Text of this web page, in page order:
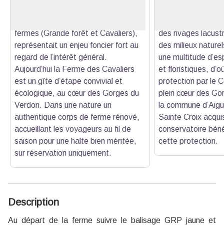
fermes (Grande forêt et Cavaliers),
représentait un enjeu foncier fort au
regard de l’intérêt général.
Aujourd’hui la Ferme des Cavaliers
est un gîte d’étape convivial et
écologique, au cœur des Gorges du
Verdon. Dans une nature un
authentique corps de ferme rénové,
accueillant les voyageurs au fil de
saison pour une halte bien méritée,
sur réservation uniquement.
des rivages
des milieux
une multitude
et floristiques,
protection par le
plein cœur des
la commune
Sainte Croix
conservatoire
cette protection.
Description
Au départ de la ferme suivre le balisage GRP jaune et